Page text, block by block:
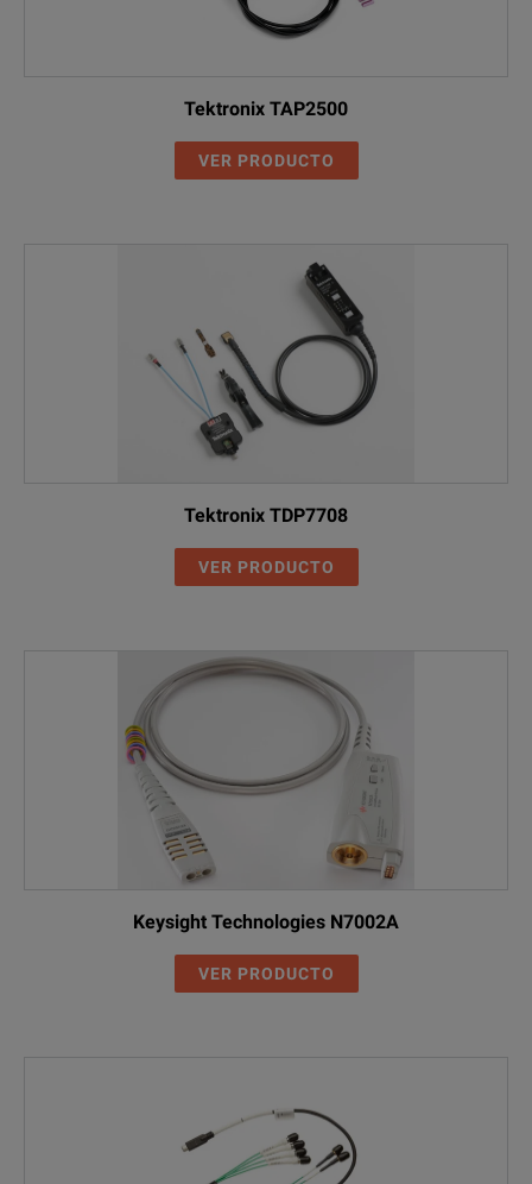
Tektronix TAP2500
VER PRODUCTO
Tektronix TDP7708
VER PRODUCTO
Keysight Technologies N7002A
VER PRODUCTO